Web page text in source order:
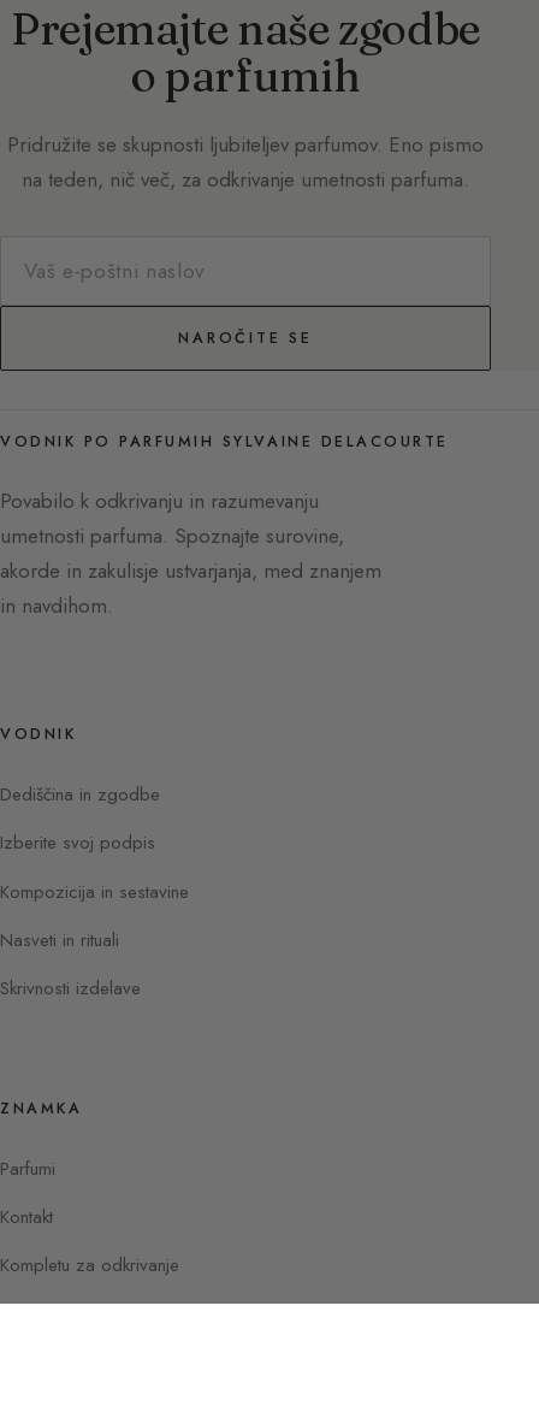
Prejemajte naše zgodbe
o parfumih
Pridružite se skupnosti ljubiteljev parfumov. Eno pismo
na teden, nič več, za odkrivanje umetnosti parfuma.
NAROČITE SE
VODNIK PO PARFUMIH SYLVAINE DELACOURTE
Povabilo k odkrivanju in razumevanju
umetnosti parfuma. Spoznajte surovine,
akorde in zakulisje ustvarjanja, med znanjem
in navdihom.
VODNIK
Dediščina in zgodbe
Izberite svoj podpis
Kompozicija in sestavine
Nasveti in rituali
Skrivnosti izdelave
ZNAMKA
Parfumi
Kontakt
Kompletu za odkrivanje